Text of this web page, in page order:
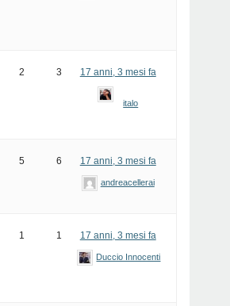
2 3 17 anni, 3 mesi fa
italo
5 6 17 anni, 3 mesi fa
andreacellerai
1 1 17 anni, 3 mesi fa
Duccio Innocenti